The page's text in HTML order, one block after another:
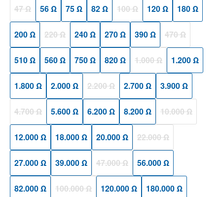
47 Ω(Diese Option ist zurzeit nicht verfügbar.)
56 Ω 75 Ω 82 Ω 100 Ω(Diese Option ist zurzeit nicht
120 Ω 180 Ω
200 Ω 220 Ω(Diese Option ist zurzeit nicht verfügbar.)
240 Ω 270 Ω 390 Ω 470 Ω(Diese Option
510 Ω 560 Ω 750 Ω 820 Ω 1.000 Ω(Diese Option ist zurzeit
1.200 Ω
1.800 Ω 2.000 Ω 2.200 Ω(Diese Option ist zurzeit nicht verfügbar.)
2.700 Ω 3.900 Ω
4.700 Ω(Diese Option ist zurzeit nicht verfügbar.)
5.600 Ω 6.200 Ω 8.200 Ω 10.000 Ω(Diese Option
12.000 Ω 18.000 Ω 20.000 Ω 22.000 Ω(Diese Option ist
27.000 Ω 39.000 Ω 47.000 Ω(Diese Option ist zurzeit nicht
56.000 Ω
82.000 Ω 100.000 Ω(Diese Option ist zurzeit nicht verfügbar.)
120.000 Ω 180.000 Ω